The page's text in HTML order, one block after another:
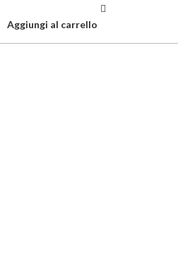
Aggiungi al carrello